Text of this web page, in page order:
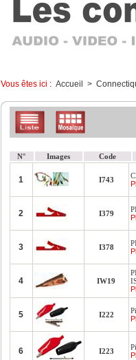
Vous êtes ici : Accueil >
N° Images Code
1 I743
2 I379
3 I378
4 IW19
5 I222
6 I223